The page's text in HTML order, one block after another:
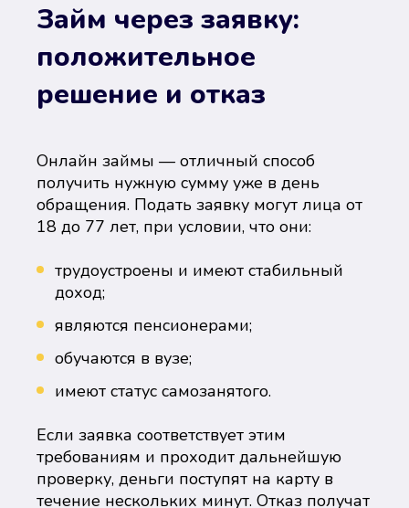
Займ через заявку:
положительное
решение и отказ
Онлайн займы — отличный способ
получить нужную сумму уже в день
обращения. Подать заявку могут лица от
18 до 77 лет, при условии, что они:
трудоустроены и имеют стабильный
доход;
являются пенсионерами;
обучаются в вузе;
имеют статус самозанятого.
Если заявка соответствует этим
требованиям и проходит дальнейшую
проверку, деньги поступят на карту в
течение нескольких минут. Отказ получат